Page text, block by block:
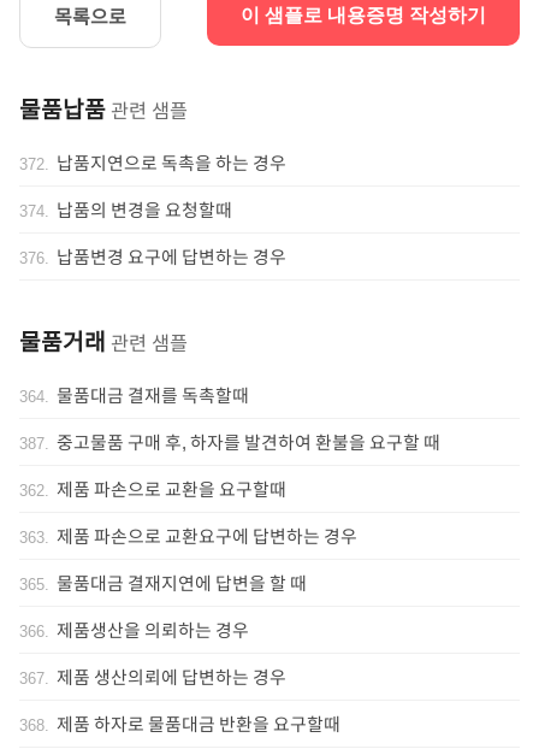
목록으로 이 샘플로 내용증명 작성하기
물품납품 관련 샘플
372. 납품지연으로 독촉을 하는 경우
374. 납품의 변경을 요청할때
376. 납품변경 요구에 답변하는 경우
물품거래 관련 샘플
364. 물품대금 결재를 독촉할때
387. 중고물품 구매 후, 하자를 발견하여 환불을 요구할 때
362. 제품 파손으로 교환을 요구할때
363. 제품 파손으로 교환요구에 답변하는 경우
365. 물품대금 결재지연에 답변을 할 때
366. 제품생산을 의뢰하는 경우
367. 제품 생산의뢰에 답변하는 경우
368. 제품 하자로 물품대금 반환을 요구할때